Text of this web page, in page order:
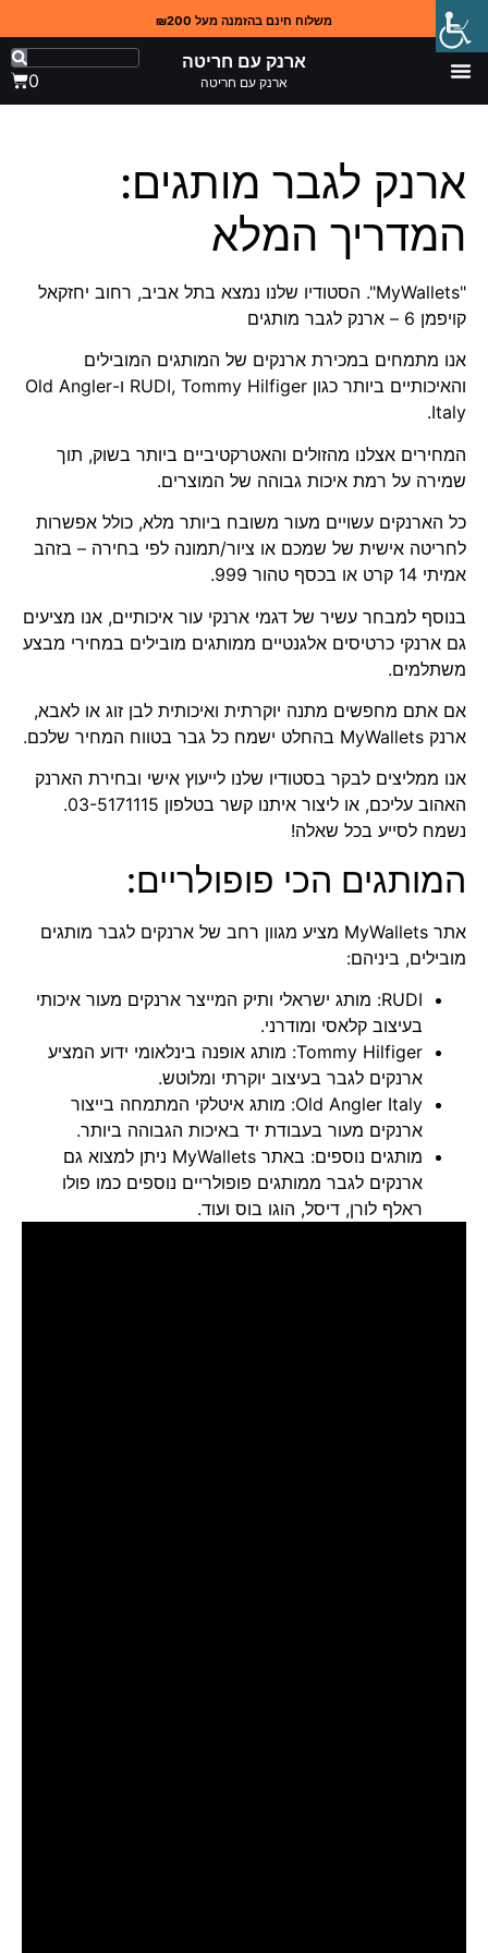
משלוח חינם בהזמנה מעל ₪200
ארנק עם חריטה
ארנק עם חריטה 0
ארנק לגבר מותגים:
המדריך המלא
"MyWallets". הסטודיו שלנו נמצא בתל אביב, רחוב יחזקאל
קויפמן 6 – ארנק לגבר מותגים
אנו מתמחים במכירת ארנקים של המותגים המובילים
והאיכותיים ביותר כגון RUDI, Tommy Hilfiger ו-Old Angler
Italy.
המחירים אצלנו מהזולים והאטרקטיביים ביותר בשוק, תוך
שמירה על רמת איכות גבוהה של המוצרים.
כל הארנקים עשויים מעור משובח ביותר מלא, כולל אפשרות
לחריטה אישית של שמכם או ציור/תמונה לפי בחירה – בזהב
אמיתי 14 קרט או בכסף טהור 999.
בנוסף למבחר עשיר של דגמי ארנקי עור איכותיים, אנו מציעים
גם ארנקי כרטיסים אלגנטיים ממותגים מובילים במחירי מבצע
משתלמים.
אם אתם מחפשים מתנה יוקרתית ואיכותית לבן זוג או לאבא,
ארנק MyWallets בהחלט ישמח כל גבר בטווח המחיר שלכם.
אנו ממליצים לבקר בסטודיו שלנו לייעוץ אישי ובחירת הארנק
האהוב עליכם, או ליצור איתנו קשר בטלפון 03-5171115.
נשמח לסייע בכל שאלה!
המותגים הכי פופולריים:
אתר MyWallets מציע מגוון רחב של ארנקים לגבר מותגים
מובילים, ביניהם:
RUDI: מותג ישראלי ותיק המייצר ארנקים מעור איכותי
בעיצוב קלאסי ומודרני.
Tommy Hilfiger: מותג אופנה בינלאומי ידוע המציע
ארנקים לגבר בעיצוב יוקרתי ומלוטש.
Old Angler Italy: מותג איטלקי המתמחה בייצור
ארנקים מעור בעבודת יד באיכות הגבוהה ביותר.
מותגים נוספים: באתר MyWallets ניתן למצוא גם
ארנקים לגבר ממותגים פופולריים נוספים כמו פולו
ראלף לורן, דיסל, הוגו בוס ועוד.